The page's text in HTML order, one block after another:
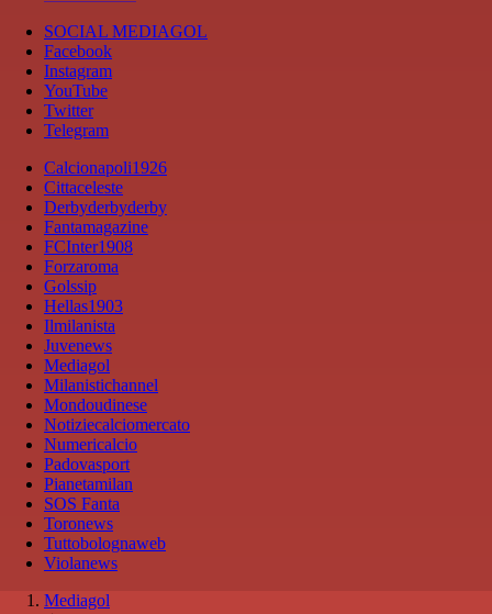
SOCIAL MEDIAGOL
Facebook
Instagram
YouTube
Twitter
Telegram
Calcionapoli1926
Cittaceleste
Derbyderbyderby
Fantamagazine
FCInter1908
Forzaroma
Golssip
Hellas1903
Ilmilanista
Juvenews
Mediagol
Milanistichannel
Mondoudinese
Notiziecalciomercato
Numericalcio
Padovasport
Pianetamilan
SOS Fanta
Toronews
Tuttobolognaweb
Violanews
Mediagol